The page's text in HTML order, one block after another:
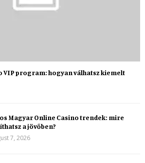
VIP program: hogyan válhatsz kiemelt
Magyar Online Casino trendek: mire
a jövőben?
7, 2026